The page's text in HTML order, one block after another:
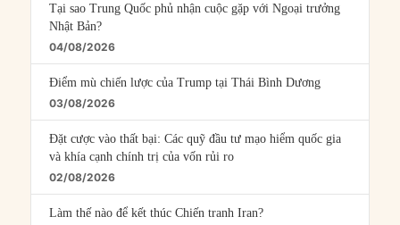
Tại sao Trung Quốc phủ nhận cuộc gặp với Ngoại trưởng
Nhật Bản?
04/08/2026
Điểm mù chiến lược của Trump tại Thái Bình Dương
03/08/2026
Đặt cược vào thất bại: Các quỹ đầu tư mạo hiểm quốc gia
và khía cạnh chính trị của vốn rủi ro
02/08/2026
Làm thế nào để kết thúc Chiến tranh Iran?